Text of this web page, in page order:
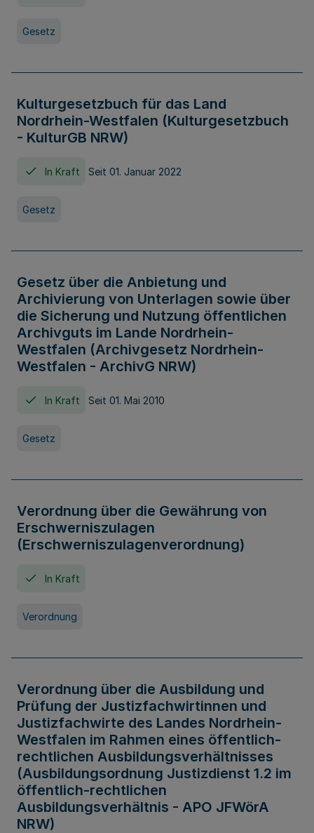
Gesetz
Kulturgesetzbuch für das Land
Nordrhein-Westfalen (Kulturgesetzbuch
- KulturGB NRW)
In Kraft Seit 01. Januar 2022
Gesetz
Gesetz über die Anbietung und
Archivierung von Unterlagen sowie über
die Sicherung und Nutzung öffentlichen
Archivguts im Lande Nordrhein-
Westfalen (Archivgesetz Nordrhein-
Westfalen - ArchivG NRW)
In Kraft Seit 01. Mai 2010
Gesetz
Verordnung über die Gewährung von
Erschwerniszulagen
(Erschwerniszulagenverordnung)
In Kraft
Verordnung
Verordnung über die Ausbildung und
Prüfung der Justizfachwirtinnen und
Justizfachwirte des Landes Nordrhein-
Westfalen im Rahmen eines öffentlich-
rechtlichen Ausbildungsverhältnisses
(Ausbildungsordnung Justizdienst 1.2 im
öffentlich-rechtlichen
Ausbildungsverhältnis - APO JFWörA
NRW)